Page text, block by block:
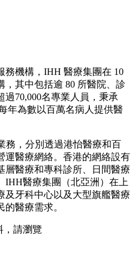
務機構，IHH 醫療集團在 10
，其中包括逾 80 所醫院、診
70,000名專業人員，秉承
年為數以百萬名病人提供醫
務，分別透過港怡醫療和百
運醫療網絡。香港的網絡設有
醫療和專科診所、日間醫療
IHH醫療集團（北亞洲）在上
及牙科中心以及大型旗艦醫療
醫療需求。
，請瀏覽